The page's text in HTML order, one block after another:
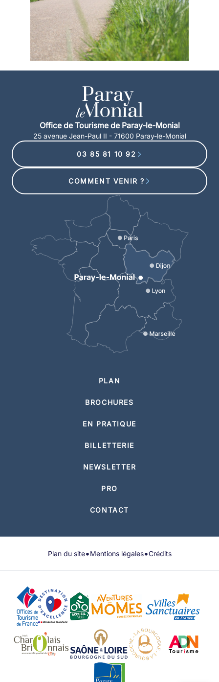
Office de Tourisme de Paray-le-Monial
25 avenue Jean-Paul II - 71600 Paray-le-Monial
03 85 81 10 92
COMMENT VENIR ?
PLAN
BROCHURES
EN PRATIQUE
BILLETTERIE
NEWSLETTER
PRO
CONTACT
Plan du site•Mentions légales•Crédits